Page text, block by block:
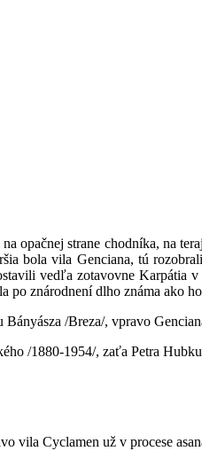
opačnej strane chodníka, na
bola vila Genciana, tú
vedľa zotavovne Karpátia v
znárodnení dlho známa ako
/Breza/, vpravo
/1880-1954/, zaťa Petra
vila Cyclamen už v procese